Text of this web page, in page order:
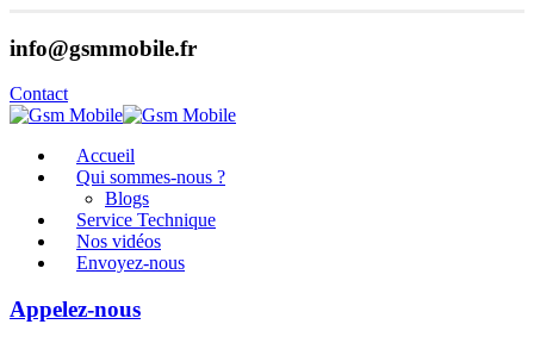
info@gsmmobile.fr
Contact
Accueil
Qui sommes-nous ?
Blogs
Service Technique
Nos vidéos
Envoyez-nous
Appelez-nous